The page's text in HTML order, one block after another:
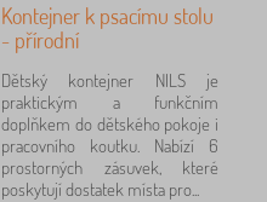
Kontejner k psacímu stolu
- přírodní
Dětský kontejner NILS je
praktickým a funkčním
doplňkem do dětského pokoje i
pracovního koutku. Nabízí 6
prostorných zásuvek, které
poskytují dostatek místa pro...